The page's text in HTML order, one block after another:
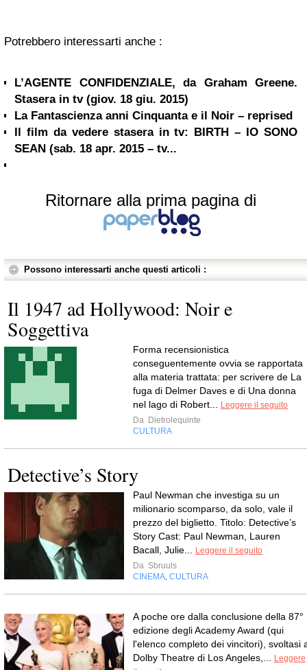
Potrebbero interessarti anche :
L’AGENTE CONFIDENZIALE, da Graham Greene.
Stasera in tv (giov. 18 giu. 2015)
La Fantascienza anni Cinquanta e il Noir – reprised
Il film da vedere stasera in tv: BIRTH – IO SONO
SEAN (sab. 18 apr. 2015 – tv...
Ritornare alla prima pagina di
Possono interessarti anche questi articoli :
Il 1947 ad Hollywood: Noir e
Soggettiva
Forma recensionistica
conseguentemente ovvia se rapportata
alla materia trattata: per scrivere de La
fuga di Delmer Daves e di Una donna
nel lago di Robert...
Leggere il seguito
Da Dietrolequinte
CULTURA
Detective’s Story
Paul Newman che investiga su un
milionario scomparso, da solo, vale il
prezzo del biglietto. Titolo: Detective’s
Story Cast: Paul Newman, Lauren
Bacall, Julie...
Leggere il seguito
Da Sbruuls
CINEMA CULTURA
A poche ore dalla conclusione della 87°
edizione degli Academy Award (qui
l'elenco completo dei vincitori), svoltasi
Dolby Theatre di Los Angeles,...
Leggere